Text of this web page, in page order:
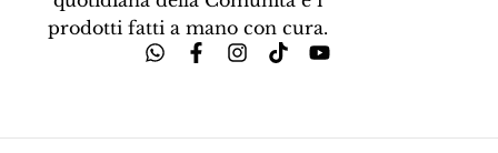
prodotti fatti a mano con cura.